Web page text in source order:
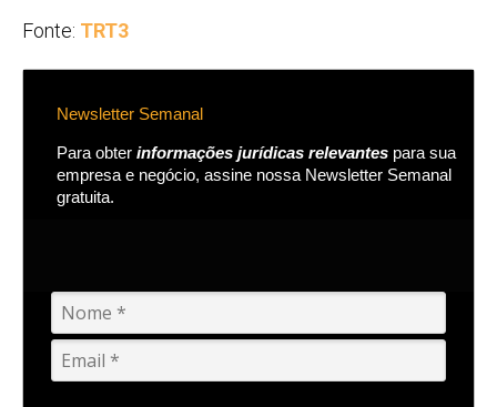
Fonte: TRT3
Newsletter Semanal
Para obter informações jurídicas relevantes para sua
empresa e negócio, assine nossa Newsletter Semanal
gratuita.